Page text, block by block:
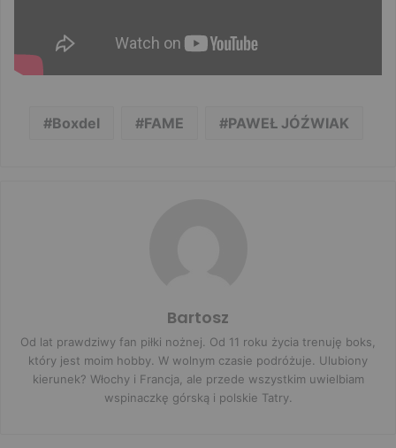
Boxdel FAME PAWEŁ JÓŹWIAK
Bartosz
Od lat prawdziwy fan piłki nożnej. Od 11 roku życia trenuję boks,
który jest moim hobby. W wolnym czasie podróżuje. Ulubiony
kierunek? Włochy i Francja, ale przede wszystkim uwielbiam
wspinaczkę górską i polskie Tatry.